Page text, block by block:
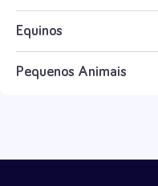
Equinos
Pequenos Animais